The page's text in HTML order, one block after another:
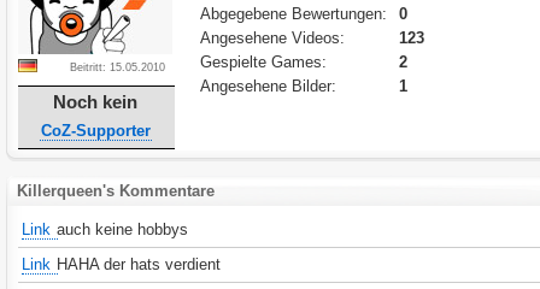
Beitritt: 15.05.2010
Noch kein
CoZ-Supporter
Abgegebene Bewertungen:
0
Angesehene Videos:
123
Gespielte Games:
2
Angesehene Bilder:
1
Killerqueen's Kommentare
Link auch keine hobbys
Link HAHA der hats verdient